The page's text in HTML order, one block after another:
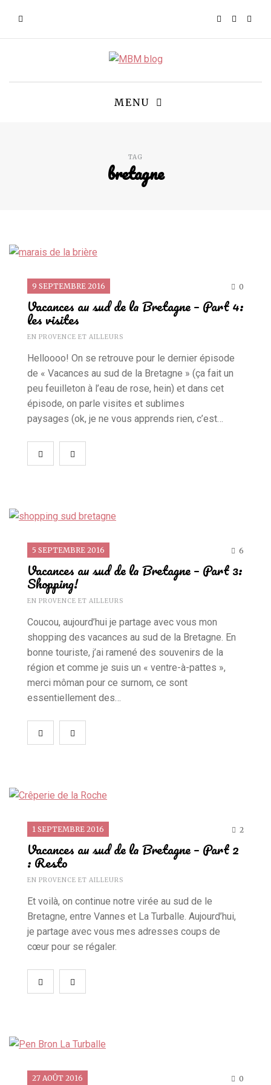
MENU
TAG
bretagne
9 SEPTEMBRE 2016 0
Vacances au sud de la Bretagne – Part 4:
les visites
EN PROVENCE ET AILLEURS
Helloooo! On se retrouve pour le dernier épisode
de « Vacances au sud de la Bretagne » (ça fait un
peu feuilleton à l’eau de rose, hein) et dans cet
épisode, on parle visites et sublimes
paysages (ok, je ne vous apprends rien, c’est…
5 SEPTEMBRE 2016 6
Vacances au sud de la Bretagne – Part 3:
Shopping!
EN PROVENCE ET AILLEURS
Coucou, aujourd’hui je partage avec vous mon
shopping des vacances au sud de la Bretagne. En
bonne touriste, j’ai ramené des souvenirs de la
région et comme je suis un « ventre-à-pattes »,
merci môman pour ce surnom, ce sont
essentiellement des…
1 SEPTEMBRE 2016 2
Vacances au sud de la Bretagne – Part 2
: Resto
EN PROVENCE ET AILLEURS
Et voilà, on continue notre virée au sud de le
Bretagne, entre Vannes et La Turballe. Aujourd’hui,
je partage avec vous mes adresses coups de
cœur pour se régaler.
27 AOÛT 2016 0